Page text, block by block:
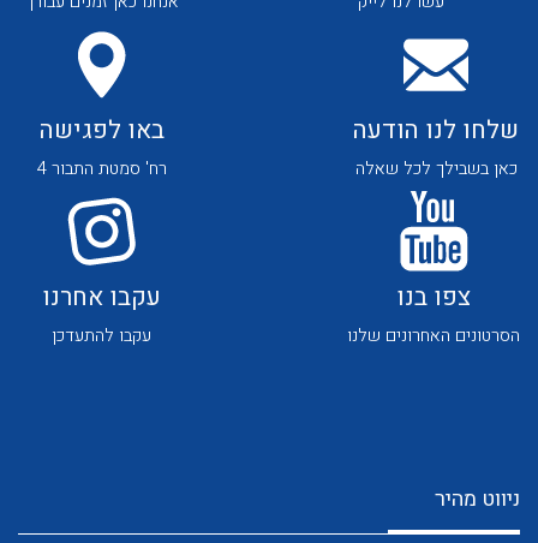
לכל מוצרי היצרן לכל מוצרי היצרן
שלחו לנו הודעה
כאן בשבילך לכל שאלה
באו לפגישה
רח' סמטת התבור 4
צפו בנו
הסרטונים האחרונים שלנו
עקבו אחרנו
עקבו להתעדכן
ניווט מהיר